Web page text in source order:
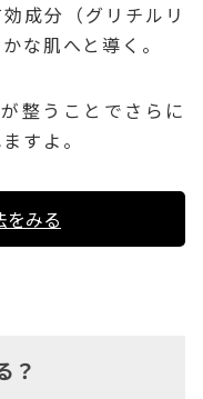
成分（グリチルリ
な肌へと導く。
整うことでさらに
すよ。
をみる
？